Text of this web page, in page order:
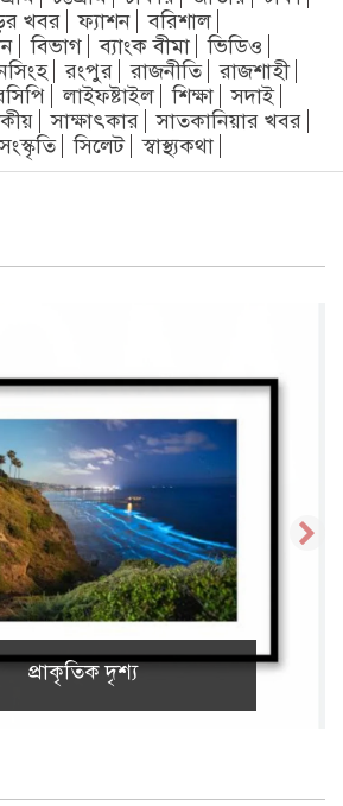
খবর ফ্যাশন
বরিশাল
বিভাগ ব্যাংক বীমা
ভিডিও
রংপুর রাজনীতি
রাজশাহী
লাইফষ্টাইল শিক্ষা
সদাই
সাক্ষাৎকার
সাতকানিয়ার খবর
সিলেট স্বাস্থ্যকথা
প্রাকৃতিক দৃশ্য